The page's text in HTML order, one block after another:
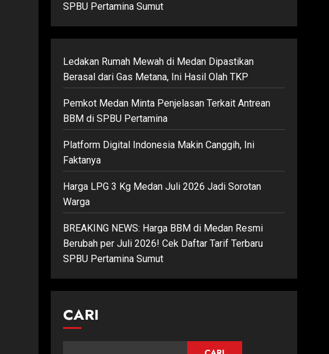
SPBU Pertamina Sumut
Ledakan Rumah Mewah di Medan Dipastikan
Berasal dari Gas Metana, Ini Hasil Olah TKP
Pemkot Medan Minta Penjelasan Terkait Antrean
BBM di SPBU Pertamina
Platform Digital Indonesia Makin Canggih, Ini
Faktanya
Harga LPG 3 Kg Medan Juli 2026 Jadi Sorotan
Warga
BREAKING NEWS: Harga BBM di Medan Resmi
Berubah per Juli 2026! Cek Daftar Tarif Terbaru
SPBU Pertamina Sumut
CARI